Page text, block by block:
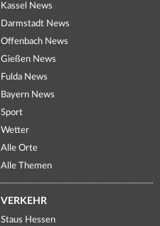
Kassel News
Darmstadt News
Offenbach News
Gießen News
Fulda News
Bayern News
Sport
Wetter
Alle Orte
Alle Themen
VERKEHR
Staus Hessen